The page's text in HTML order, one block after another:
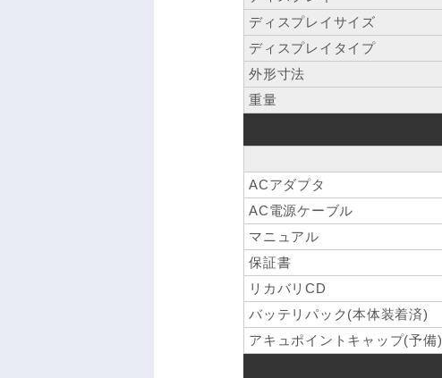
ディスプレイサイズ
ディスプレイタイプ
外形寸法
重量
ACアダプタ
AC電源ケーブル
マニュアル
保証書
リカバリCD
バッテリパック(本体装着済)
アキュポイントキャップ(予備)